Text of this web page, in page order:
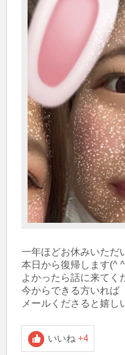
一年ほどお休みいただ
本日から復帰します(^
よかったら話に来てく
今からできる方いれば
いいね +4